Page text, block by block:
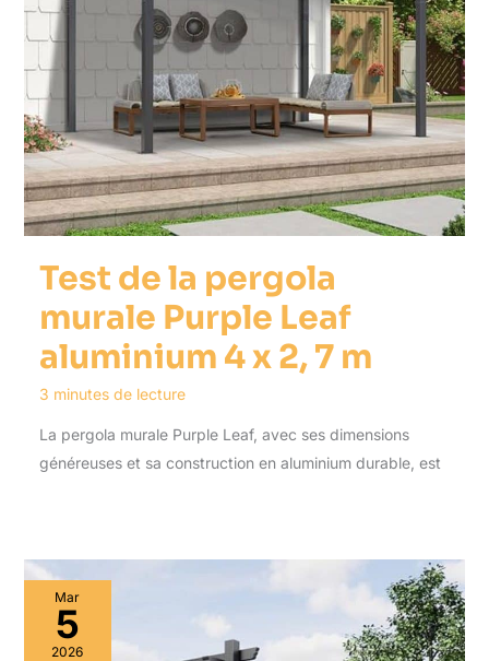
Test de la pergola
murale Purple Leaf
aluminium 4 x 2, 7 m
3 minutes de lecture
La pergola murale Purple Leaf, avec ses dimensions
généreuses et sa construction en aluminium durable, est
Mar
5
2026